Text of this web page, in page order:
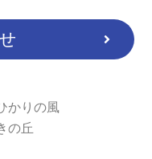
かりの風
の丘